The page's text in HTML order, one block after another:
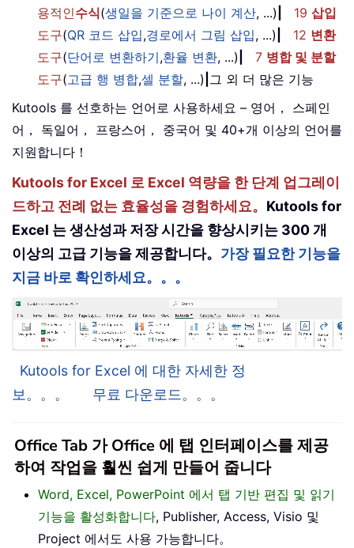
용적인수식(생일을 기준으로 나이 계산, ...) 19 삽입
도구(QR 코드 삽입,경로에서 그림 삽입, ...) 12 변환
도구(단어로 변환하기,환율 변환, ...) 7 병합 및 분할
도구(고급 행 병합,셀 분할, ...) 그 외 더 많은 기능
Kutools 를 선호하는 언어로 사용하세요 – 영어， 스페인
어， 독일어， 프랑스어， 중국어 및 40+개 이상의 언어를
지원합니다！
Kutools for Excel 로 Excel 역량을 한 단계 업그레이
드하고 전례 없는 효율성을 경험하세요。 Kutools for
Excel 는 생산성과 저장 시간을 향상시키는 300 개
이상의 고급 기능을 제공합니다。 가장 필요한 기능을
지금 바로 확인하세요。。。
Kutools for Excel 에 대한 자세한 정
보。。。
무료 다운로드。。。
Office Tab 가 Office 에 탭 인터페이스를 제공
하여 작업을 훨씬 쉽게 만들어 줍니다
Word, Excel, PowerPoint 에서 탭 기반 편집 및 읽기
기능을 활성화합니다, Publisher, Access, Visio 및
Project 에서도 사용 가능합니다。